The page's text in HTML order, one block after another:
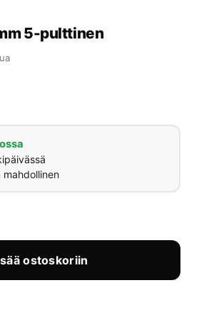
huolto5-pulttinen
mahdollinen
ostoskoriin